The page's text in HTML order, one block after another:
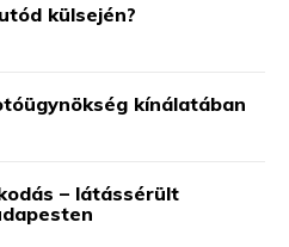
külsején?
kínálatában
– látássérült